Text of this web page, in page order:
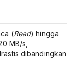
(Read) hingga
MB/s,
dibandingkan